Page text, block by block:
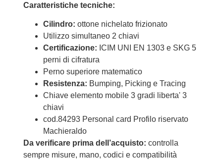
Caratteristiche tecniche:
Cilindro: ottone nichelato frizionato
Utilizzo simultaneo 2 chiavi
Certificazione: ICIM UNI EN 1303 e SKG 5
perni di cifratura
Perno superiore matematico
Resistenza: Bumping, Picking e Tracing
Chiave elemento mobile 3 gradi liberta' 3
chiavi
cod.84293 Personal card Profilo riservato
Machieraldo
Da verificare prima dell’acquisto: controlla
sempre misure, mano, codici e compatibilità